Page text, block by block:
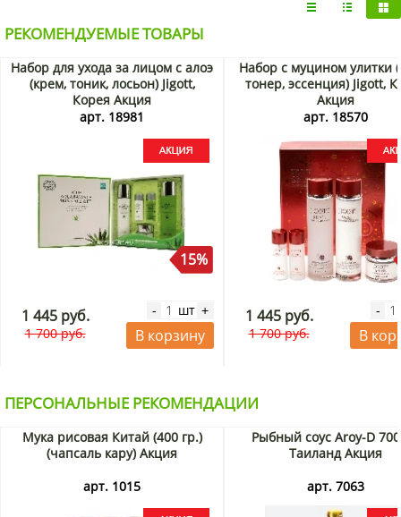
РЕКОМЕНДУЕМЫЕ ТОВАРЫ
Набор для ухода за лицом с алоэ
(крем, тоник, лосьон) Jigott,
Корея Акция
арт. 18981
15%
1 445 руб.
1 700 руб.
- шт +
В корзину
Набор с муцином улитки
тонер, эссенция) Jigott,
Акция
арт. 18570
1 445 руб.
1 700 руб.
-
В
ПЕРСОНАЛЬНЫЕ РЕКОМЕНДАЦИИ
Мука рисовая Китай (400 гр.)
(чапсаль кару) Акция
арт. 1015
Рыбный соус Aroy-D
Таиланд Акция
арт. 7063